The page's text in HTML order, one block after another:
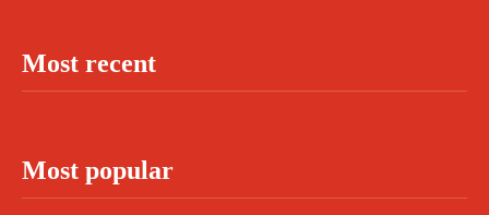
Most recent
Most popular